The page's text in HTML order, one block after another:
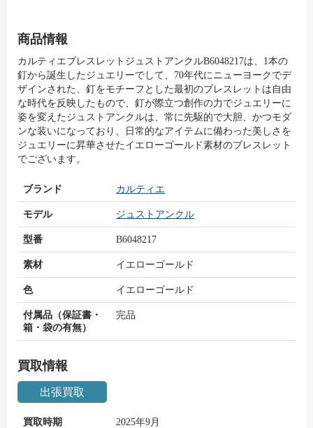
商品情報
カルティエブレスレットジュストアンクルB6048217は、1本の
釘から誕生したジュエリーでして、70年代にニューヨークでデ
ザインされた、釘をモチーフとした最初のブレスレットは自由
な時代を反映したもので、釘が際立つ創作の力でジュエリーに
姿を変えたジュストアンクルは、常に先駆的で大胆、かつモダ
ンな装いになっており、日常的なアイテムに備わった美しさを
ジュエリーに昇華させたイエローゴールド素材のブレスレット
でございます。
ブランド カルティエ
モデル ジュストアンクル
型番 B6048217
素材 イエローゴールド
色 イエローゴールド
付属品（保証書・
箱・袋の有無）
完品
買取情報
出張買取
買取時期 2025年9月